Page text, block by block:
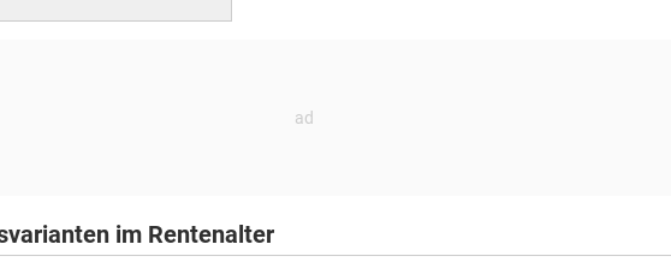
im Rentenalter